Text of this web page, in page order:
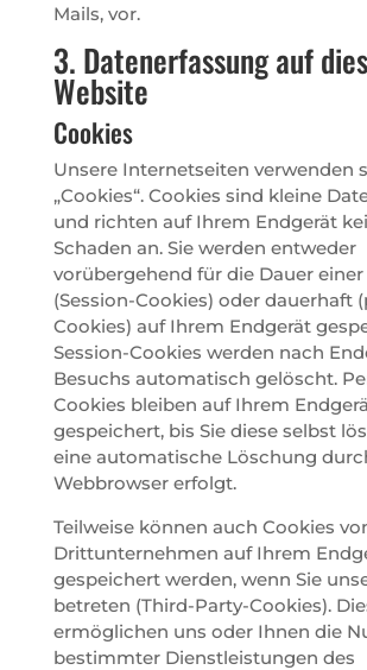
Mails, vor.
3. Datenerfassung auf
Website
Cookies
Unsere Internetseiten verwenden
„Cookies“. Cookies sind kleine
und richten auf Ihrem Endgerät
Schaden an. Sie werden entweder
vorübergehend für die Dauer einer
(Session-Cookies) oder dauerhaft
Cookies) auf Ihrem Endgerät
Session-Cookies werden nach
Besuchs automatisch gelöscht.
Cookies bleiben auf Ihrem
gespeichert, bis Sie diese selbst
eine automatische Löschung
Webbrowser erfolgt.
Teilweise können auch Cookies
Drittunternehmen auf Ihrem
gespeichert werden, wenn Sie
betreten (Third-Party-Cookies).
ermöglichen uns oder Ihnen die
bestimmter Dienstleistungen des